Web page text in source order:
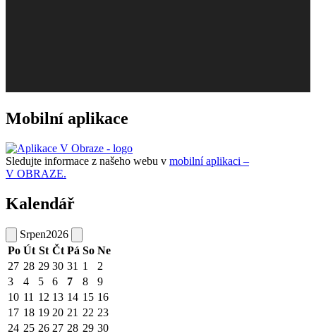
Mobilní aplikace
Sledujte informace z našeho webu v mobilní aplikaci –
V OBRAZE.
Kalendář
Srpen2026
Po Út St Čt Pá So Ne
27 28 29 30 31 1
2
3
4 5 6 7 8
9
10 11 12 13 14 15 16
17 18 19 20 21 22 23
24 25 26 27 28 29 30